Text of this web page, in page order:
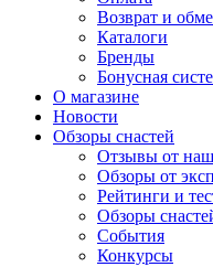
Возврат и
Каталоги
Бренды
Бонусная
О магазине
Новости
Обзоры снастей
Отзывы от
Обзоры от
Рейтинги и
Обзоры
События
Конкурсы